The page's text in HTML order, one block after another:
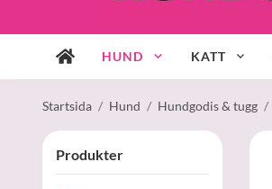
HUND KATT
Startsida / Hund / Hundgodis & tugg /
Produkter